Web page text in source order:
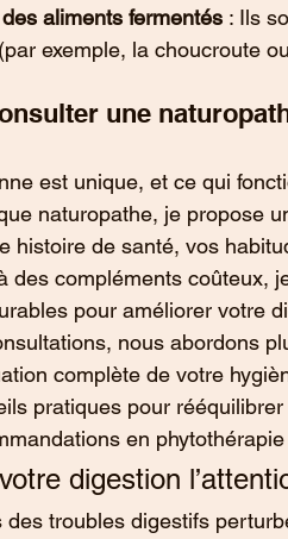
aliments fermentés : Ils
exemple, la choucroute
une
est unique, et ce qui
naturopathe, je propose
histoire de santé, vos
des compléments coûteux,
pour améliorer votre
nous abordons
complète de votre
pratiques pour
en
digestion
des troubles digestifs